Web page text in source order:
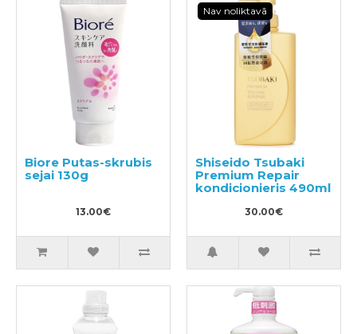
Biore Putas-skrubis
sejai 130g
13.00€
Nav noliktavā
Shiseido Tsubaki
Premium Repair
kondicionieris 490ml
30.00€